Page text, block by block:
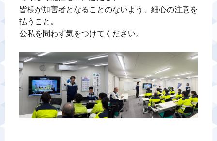
皆様が加害者となることのないよう、細心の注意を
払うこと。
公私を問わず気をつけてください。